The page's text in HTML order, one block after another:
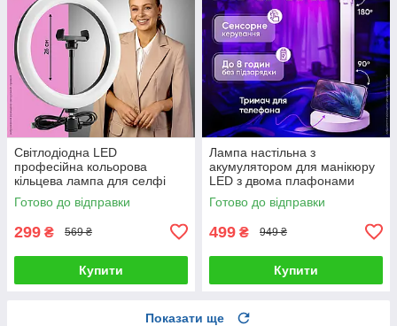
Світлодіодна LED
професійна кольорова
кільцева лампа для селфі
блогерів предметної зйомки
26 см для фото і відео
Готово до відправки
299 ₴ 569 ₴
Купити
Лампа настільна з
акумулятором для манікюру
LED з двома плафонами
підставкою для телефону
сенсорним керуванням 3
Готово до відправки
499 ₴ 949 ₴
Купити
Показати ще